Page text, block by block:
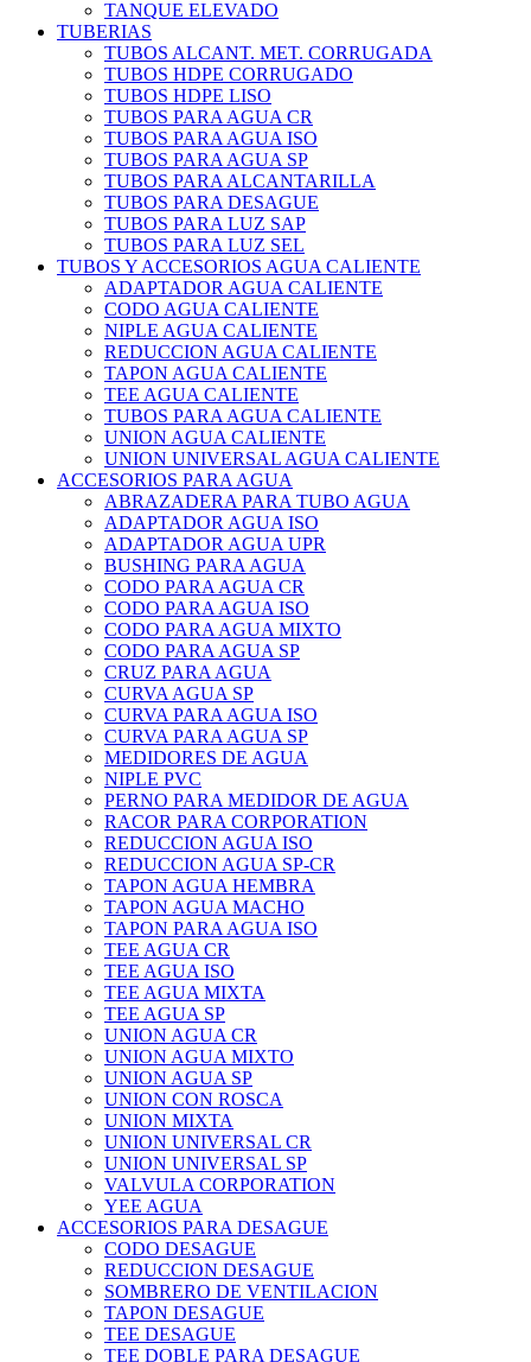
TANQUE ELEVADO
TUBERIAS
TUBOS ALCANT. MET. CORRUGADA
TUBOS HDPE CORRUGADO
TUBOS HDPE LISO
TUBOS PARA AGUA CR
TUBOS PARA AGUA ISO
TUBOS PARA AGUA SP
TUBOS PARA ALCANTARILLA
TUBOS PARA DESAGUE
TUBOS PARA LUZ SAP
TUBOS PARA LUZ SEL
TUBOS Y ACCESORIOS AGUA CALIENTE
ADAPTADOR AGUA CALIENTE
CODO AGUA CALIENTE
NIPLE AGUA CALIENTE
REDUCCION AGUA CALIENTE
TAPON AGUA CALIENTE
TEE AGUA CALIENTE
TUBOS PARA AGUA CALIENTE
UNION AGUA CALIENTE
UNION UNIVERSAL AGUA CALIENTE
ACCESORIOS PARA AGUA
ABRAZADERA PARA TUBO AGUA
ADAPTADOR AGUA ISO
ADAPTADOR AGUA UPR
BUSHING PARA AGUA
CODO PARA AGUA CR
CODO PARA AGUA ISO
CODO PARA AGUA MIXTO
CODO PARA AGUA SP
CRUZ PARA AGUA
CURVA AGUA SP
CURVA PARA AGUA ISO
CURVA PARA AGUA SP
MEDIDORES DE AGUA
NIPLE PVC
PERNO PARA MEDIDOR DE AGUA
RACOR PARA CORPORATION
REDUCCION AGUA ISO
REDUCCION AGUA SP-CR
TAPON AGUA HEMBRA
TAPON AGUA MACHO
TAPON PARA AGUA ISO
TEE AGUA CR
TEE AGUA ISO
TEE AGUA MIXTA
TEE AGUA SP
UNION AGUA CR
UNION AGUA MIXTO
UNION AGUA SP
UNION CON ROSCA
UNION MIXTA
UNION UNIVERSAL CR
UNION UNIVERSAL SP
VALVULA CORPORATION
YEE AGUA
ACCESORIOS PARA DESAGUE
CODO DESAGUE
REDUCCION DESAGUE
SOMBRERO DE VENTILACION
TAPON DESAGUE
TEE DESAGUE
TEE DOBLE PARA DESAGUE